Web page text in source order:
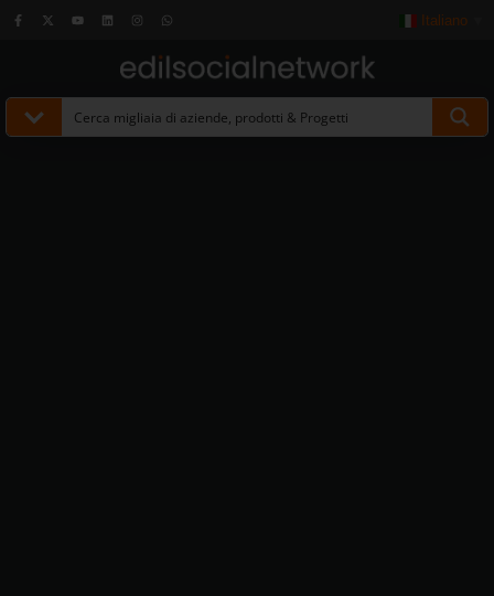
Italiano